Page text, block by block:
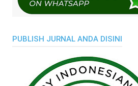
PUBLISH JURNAL ANDA DISINI